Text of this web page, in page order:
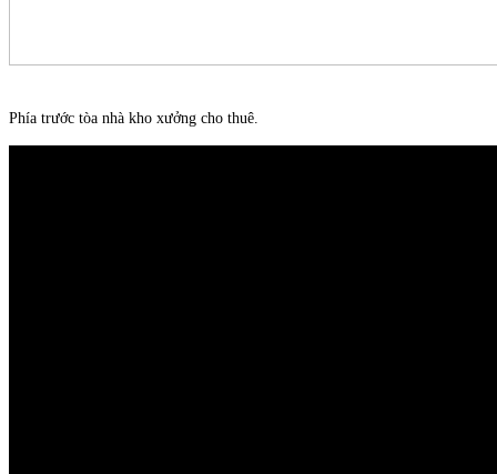
Phía trước tòa nhà kho xưởng cho thuê.